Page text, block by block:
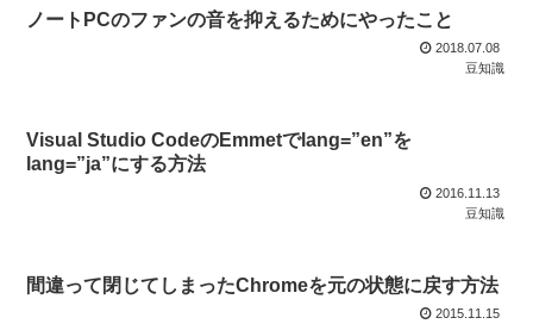
ノートPCのファンの音を抑えるためにやったこと
2018.07.08
豆知識
Visual Studio CodeのEmmetでlang=”en”を
lang=”ja”にする方法
2016.11.13
豆知識
間違って閉じてしまったChromeを元の状態に戻す方法
2015.11.15